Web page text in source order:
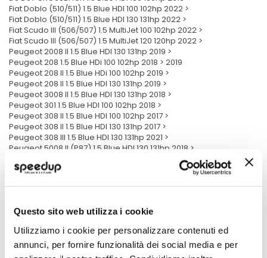
Questo sito web utilizza i cookie
Utilizziamo i cookie per personalizzare contenuti ed
annunci, per fornire funzionalità dei social media e per
Fiat Doblo (510/511) 1.5 Blue HDI 100 102hp 2022 >
Fiat Doblo (510/511) 1.5 Blue HDI 130 131hp 2022 >
Fiat Scudo III (506/507) 1.5 MultiJet 100 102hp 2022 >
Fiat Scudo III (506/507) 1.5 MultiJet 120 120hp 2022 >
Peugeot 2008 II 1.5 Blue HDI 130 131hp 2019 >
Peugeot 208 1.5 Blue HDi 100 102hp 2018 > 2019
Peugeot 208 II 1.5 Blue HDi 100 102hp 2019 >
Peugeot 208 II 1.5 Blue HDI 130 131hp 2019 >
Peugeot 3008 II 1.5 Blue HDI 130 131hp 2018 >
Peugeot 301 1.5 Blue HDI 100 102hp 2018 >
Peugeot 308 II 1.5 Blue HDI 100 102hp 2017 >
Peugeot 308 II 1.5 Blue HDI 130 131hp 2017 >
Peugeot 308 III 1.5 Blue HDI 130 131hp 2021 >
Peugeot 5008 II (P87) 1.5 Blue HDI 130 131hp 2018 >
Peugeot 508 II (R8) 1.5 Blue HDI 130 131hp 2018 >
Peugeot Expert III (K0) 1.5 Blue HDI 120 120hp 2018 >
Peugeot Partner (K9) 1.5 BlueHDi 75 75hp 2018 > DV5RE
Peugeot Rifter (K9) 1.5 Blue HDI 75 75hp 2018 >
Peugeot Rifter (K9) 1.5 Blue HDI 100 102hp 2018 >
Peugeot Traveller 1.5 Blue HDI 100 102hp 2018 >